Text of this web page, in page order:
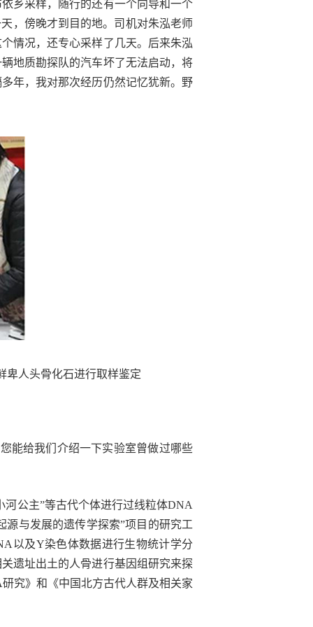
乡采样，随行的还有一个向导和一个
，傍晚才到目的地。司机对朱泓老师
情况，还专心采样了几天。后来朱泓
地质勘探队的汽车坏了无法启动，将
年，我对那次经历仍然记忆犹新。野
卑人头骨化石进行取样鉴定
能给我们介绍一下实验室曾做过哪些
公主”等古代个体进行过线粒体DNA
与发展的遗传学探索”项目的研究工
以及Y染色体数据进行生物统计学分
遗址出土的人骨进行基因组研究来探
究》和《中国北方古代人群及相关家